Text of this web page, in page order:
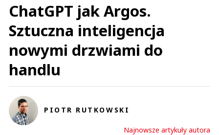
ChatGPT jak Argos.
Sztuczna inteligencja
nowymi drzwiami do
handlu
PIOTR RUTKOWSKI
Najnowsze artykuły autora